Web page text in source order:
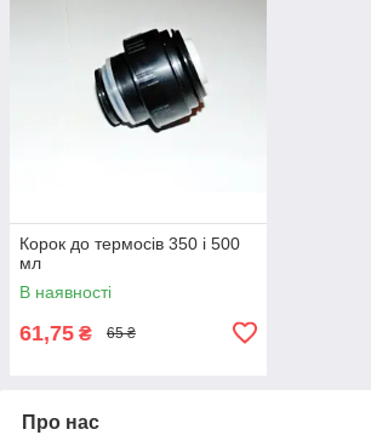
Корок до термосів 350 і 500
мл
В наявності
61,75 ₴ 65 ₴
Про нас